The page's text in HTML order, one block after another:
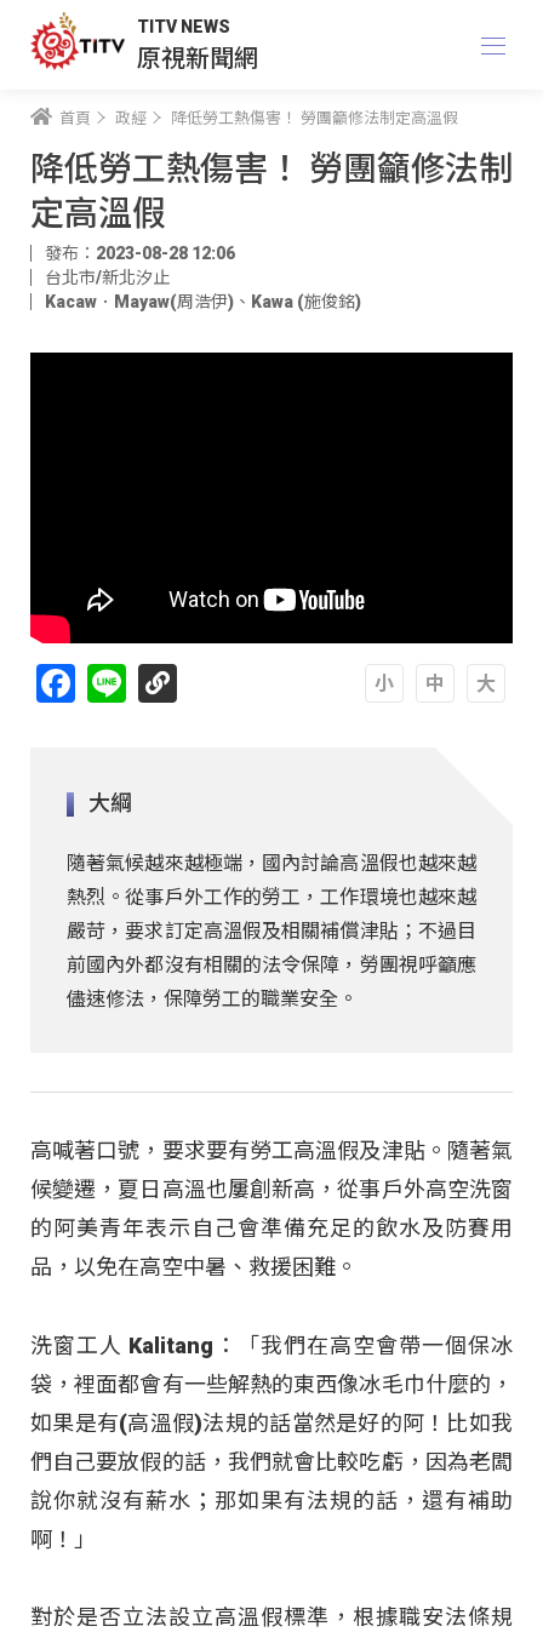
TITV NEWS
原視新聞網
首頁 政經 降低勞工熱傷害！ 勞團籲修法制定高溫假
降低勞工熱傷害！ 勞團籲修法制
定高溫假
發布：2023-08-28 12:06
台北市/新北汐止
Kacaw．Mayaw(周浩伊) 、 Kawa (施俊銘)
Facebook
Line
大綱
隨著氣候越來越極端，國內討論高溫假也越來越
熱烈。從事戶外工作的勞工，工作環境也越來越
嚴苛，要求訂定高溫假及相關補償津貼；不過目
前國內外都沒有相關的法令保障，勞團視呼籲應
儘速修法，保障勞工的職業安全。
高喊著口號，要求要有勞工高溫假及津貼。隨著氣
候變遷，夏日高溫也屢創新高，從事戶外高空洗窗
的阿美青年表示自己會準備充足的飲水及防賽用
品，以免在高空中暑、救援困難。
洗窗工人 Kalitang：「我們在高空會帶一個保冰
袋，裡面都會有一些解熱的東西像冰毛巾什麼的，
如果是有(高溫假)法規的話當然是好的阿！比如我
們自己要放假的話，我們就會比較吃虧，因為老闆
說你就沒有薪水；那如果有法規的話，還有補助
啊！」
對於是否立法設立高溫假標準，根據職安法條規